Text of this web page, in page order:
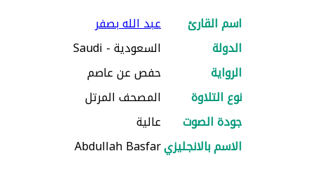
اسم القارئ
عبد الله بصفر
الدولة
السعودية - Saudi
الرواية
حفص عن عاصم
نوع التلاوة
المصحف المرتل
جودة الصوت
عالية
الاسم بالانجليزيAbdullah Basfar